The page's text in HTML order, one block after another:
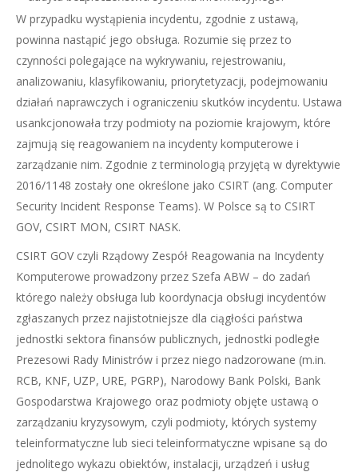
W przypadku wystąpienia incydentu, zgodnie z ustawą,
powinna nastąpić jego obsługa. Rozumie się przez to
czynności polegające na wykrywaniu, rejestrowaniu,
analizowaniu, klasyfikowaniu, priorytetyzacji, podejmowaniu
działań naprawczych i ograniczeniu skutków incydentu. Ustawa
usankcjonowała trzy podmioty na poziomie krajowym, które
zajmują się reagowaniem na incydenty komputerowe i
zarządzanie nim. Zgodnie z terminologią przyjętą w dyrektywie
2016/1148 zostały one określone jako CSIRT (ang. Computer
Security Incident Response Teams). W Polsce są to CSIRT
GOV, CSIRT MON, CSIRT NASK.
CSIRT GOV czyli Rządowy Zespół Reagowania na Incydenty
Komputerowe prowadzony przez Szefa ABW – do zadań
którego należy obsługa lub koordynacja obsługi incydentów
zgłaszanych przez najistotniejsze dla ciągłości państwa
jednostki sektora finansów publicznych, jednostki podległe
Prezesowi Rady Ministrów i przez niego nadzorowane (m.in.
RCB, KNF, UZP, URE, PGRP), Narodowy Bank Polski, Bank
Gospodarstwa Krajowego oraz podmioty objęte ustawą o
zarządzaniu kryzysowym, czyli podmioty, których systemy
teleinformatyczne lub sieci teleinformatyczne wpisane są do
jednolitego wykazu obiektów, instalacji, urządzeń i usług